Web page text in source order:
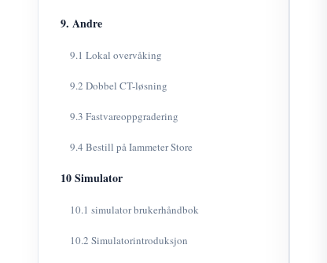
9. Andre
9.1 Lokal overvåking
9.2 Dobbel CT-løsning
9.3 Fastvareoppgradering
9.4 Bestill på Iammeter Store
10 Simulator
10.1 simulator brukerhåndbok
10.2 Simulatorintroduksjon